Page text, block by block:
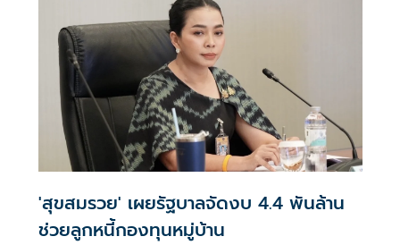
'สุขสมรวย' เผยรัฐบาลจัดงบ 4.4 พันล้าน
ช่วยลูกหนี้กองทุนหมู่บ้าน